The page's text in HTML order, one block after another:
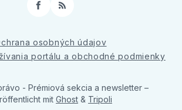
Facebook
RSS
osobných údajov
portálu a obchodné podmienky
- Prémiová sekcia a newsletter –
mit Ghost & Tripoli